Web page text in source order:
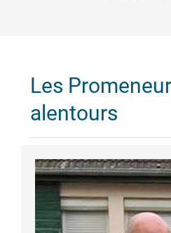
Les
alentours